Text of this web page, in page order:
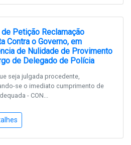
Petição Reclamação
Contra o Governo, em
de Nulidade de Provimento
de Delegado de Polícia
seja julgada procedente,
se o imediato cumprimento de
- CON...